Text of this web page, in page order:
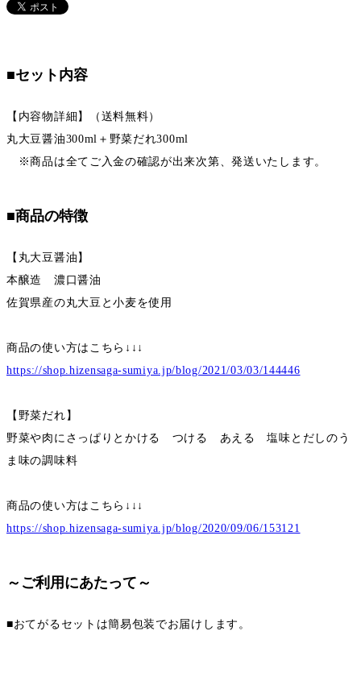
■セット内容
【内容物詳細】（送料無料）
丸大豆醤油300ml＋野菜だれ300ml
※商品は全てご入金の確認が出来次第、発送いたします。
■商品の特徴
【丸大豆醤油】
本醸造 濃口醤油
佐賀県産の丸大豆と小麦を使用
商品の使い方はこちら↓↓↓
https://shop.hizensaga-sumiya.jp/blog/2021/03/03/144446
【野菜だれ】
野菜や肉にさっぱりとかける つける あえる 塩味とだしのう
ま味の調味料
商品の使い方はこちら↓↓↓
https://shop.hizensaga-sumiya.jp/blog/2020/09/06/153121
～ご利用にあたって～
■おてがるセットは簡易包装でお届けします。